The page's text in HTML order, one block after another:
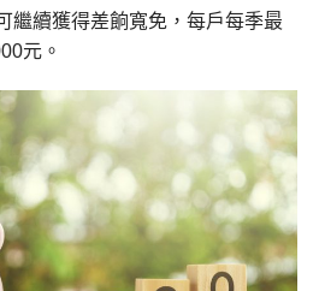
繼續獲得差餉寬免，每戶每季最
元。